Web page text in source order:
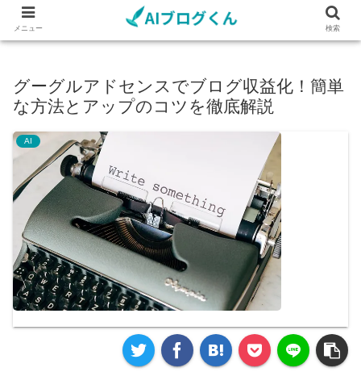
グーグルアドセンスでブログ収益化！簡単
な方法とアップのコツを徹底解説
AI
メニュー 検索